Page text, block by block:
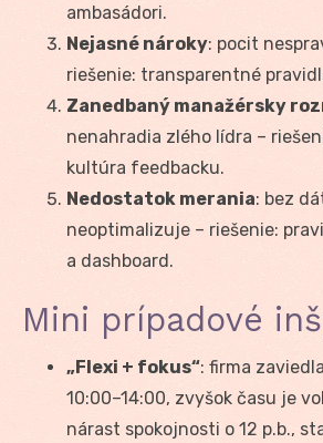
ambasádori.
Nejasné nároky: pocit
riešenie: transparentné
Zanedbaný manažérsky
nenahradia zlého lídra –
kultúra feedbacku.
Nedostatok merania: bez
neoptimalizuje – riešenie:
a dashboard.
Mini prípadové
„Flexi + fokus“: firma zaviedla
10:00–14:00, zvyšok času je
nárast spokojnosti o 12 p.b.,